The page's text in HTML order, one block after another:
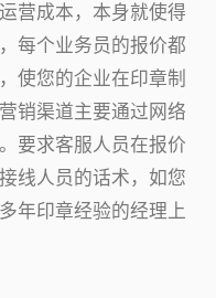
营成本，本身就使得
每个业务员的报价都
使您的企业在印章制
销渠道主要通过网络
要求客服人员在报价
线人员的话术，如您
年印章经验的经理上